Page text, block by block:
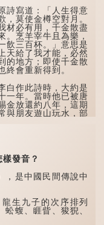
寫道：「人生得意
，莫使金樽空對月。
材必有用，千金散盡
。烹羊宰牛且為樂，
飲三百杯。」意思是
天給了我才能，必然
的地方；即使千金散
終會重新得到。
作此詩時，大約是
一年。當時他已被唐
金放還約八年，這期
與朋友遊山玩水，部
發音？
是中國民間傳說中
生九子的次序排列
蝮、睚眥、狻猊、